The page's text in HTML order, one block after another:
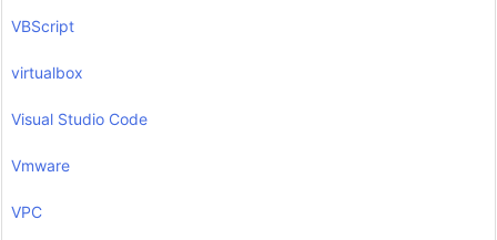
VBScript
virtualbox
Visual Studio Code
Vmware
VPC